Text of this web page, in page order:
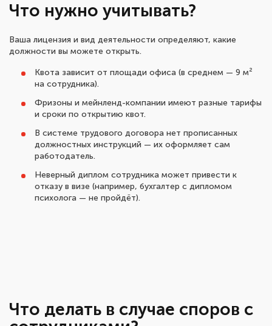
Что нужно учитывать?
Ваша лицензия и вид деятельности определяют, какие
должности вы можете открыть.
Квота зависит от площади офиса (в среднем — 9 м²
на сотрудника).
Фризоны и мейнленд-компании имеют разные тарифы
и сроки по открытию квот.
В системе трудового договора нет прописанных
должностных инструкций — их оформляет сам
работодатель.
Неверный диплом сотрудника может привести к
отказу в визе (например, бухгалтер с дипломом
психолога — не пройдёт).
Что делать в случае споров с